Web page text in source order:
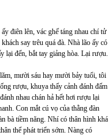
điên lên, vác ghế táng nhau chí tử
say trêu quá đà. Nhà lão ấy có
lại đến, bắt tay giảng hòa. Lại rượu.
mười sáu hay mười bảy tuổi, tôi
rượu, khuya thấy cảnh đánh đấm
nhau chán hả hết hơi rượu lại
Con mắt cú vọ của thằng đàn
bà tiềm năng. Nhí có thân hình khá
thể phát triển sớm. Nàng có